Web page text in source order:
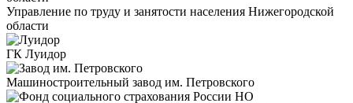
Управление по труду и занятости населения Нижегородской
области
ГК Луидор
Машиностроительный завод им. Петровского